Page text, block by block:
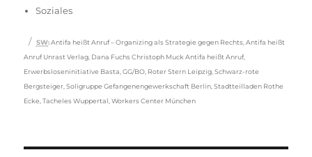
Soziales
Schlagwörter
SW: Antifa heißt Anruf – Organizing als Strategie gegen Rechts ,Antifa heißt
Anruf Unrast Verlag Dana Fuchs Christoph Muck Antifa heißt Anruf,
Erwerbsloseninitiative Basta ,GG/BO Roter Stern Leipzig ,Schwarz-rote
Bergsteiger ,Soligruppe Gefangenengewerkschaft Berlin ,Stadtteilladen Rothe
Ecke ,Tacheles Wuppertal ,Workers Center München